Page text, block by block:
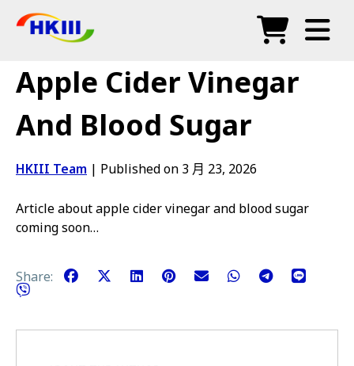
常见问题
博客
授权代理
商店
Apple Cider Vinegar
And Blood Sugar
HKIII Team | Published on 3 月 23, 2026
Article about apple cider vinegar and blood sugar
coming soon…
Share: